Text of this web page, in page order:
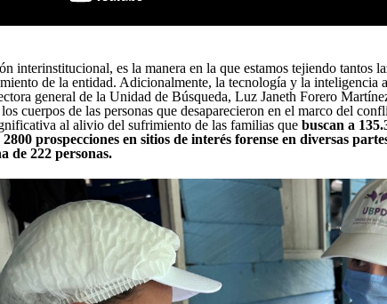
interinstitucional, es la manera en la que estamos tejiendo tantos
de la entidad. Adicionalmente, la tecnología y la inteligencia
general de la Unidad de Búsqueda, Luz Janeth Forero
cuerpos de las personas que desaparecieron en el marco del
al alivio del sufrimiento de las familias que buscan a
2800 prospecciones en sitios de interés forense en diversas
de 222 personas.